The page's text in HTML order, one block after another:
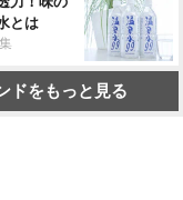
とは
ドをもっと見る